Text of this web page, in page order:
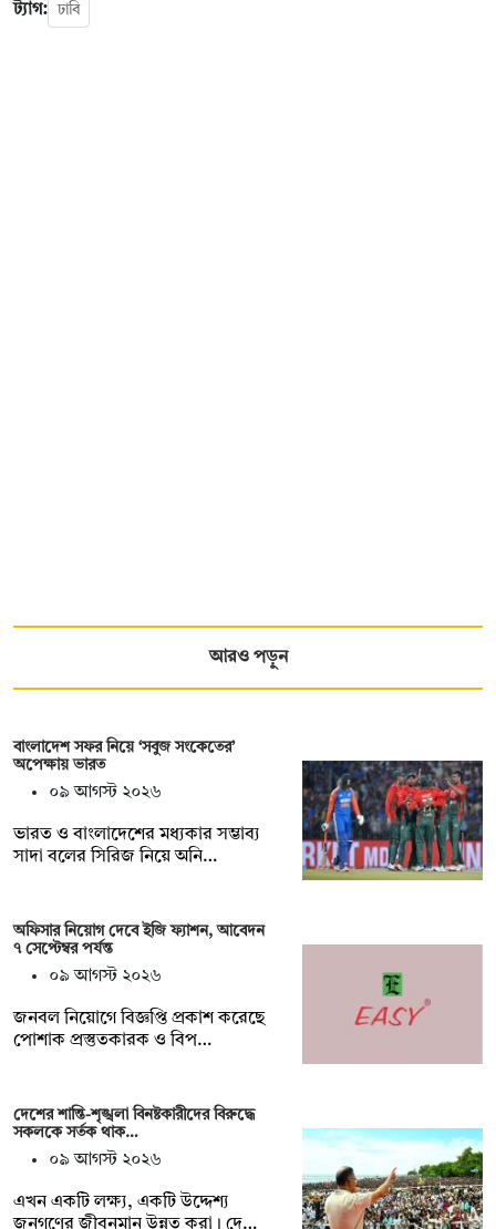
ট্যাগ: ঢাবি
আরও পড়ুন
বাংলাদেশ সফর নিয়ে ‘সবুজ সংকেতের’
অপেক্ষায় ভারত
০৯ আগস্ট ২০২৬
ভারত ও বাংলাদেশের মধ্যকার সম্ভাব্য
সাদা বলের সিরিজ নিয়ে অনি…
অফিসার নিয়োগ দেবে ইজি ফ্যাশন, আবেদন
৭ সেপ্টেম্বর পর্যন্ত
০৯ আগস্ট ২০২৬
জনবল নিয়োগে বিজ্ঞপ্তি প্রকাশ করেছে
পোশাক প্রস্তুতকারক ও বিপ…
দেশের শান্তি-শৃঙ্খলা বিনষ্টকারীদের বিরুদ্ধে
সকলকে সর্তক থাক…
০৯ আগস্ট ২০২৬
এখন একটি লক্ষ্য, একটি উদ্দেশ্য
জনগণের জীবনমান উন্নত করা। দে…